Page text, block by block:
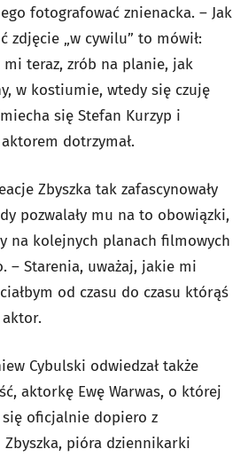
fotografować znienacka. – Jak
zdjęcie „w cywilu” to mówił:
teraz, zrób na planie, jak
w kostiumie, wtedy się czuję
się Stefan Kurzyp i
dotrzymał.
Zbyszka tak zafascynowały
pozwalały mu na to obowiązki,
na kolejnych planach filmowych
– Starenia, uważaj, jakie mi
od czasu do czasu którąś
aktor.
Cybulski odwiedzał także
aktorkę Ewę Warwas, o której
oficjalnie dopiero z
pióra dziennikarki